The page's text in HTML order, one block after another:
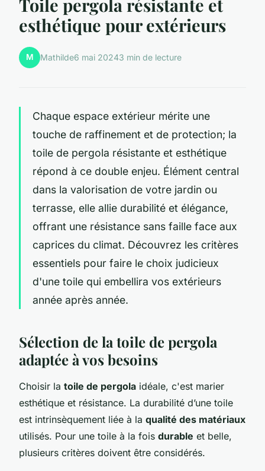
Toile pergola résistante et
esthétique pour extérieurs
M Mathilde6 mai 20243 min de lecture
Chaque espace extérieur mérite une
touche de raffinement et de protection; la
toile de pergola résistante et esthétique
répond à ce double enjeu. Élément central
dans la valorisation de votre jardin ou
terrasse, elle allie durabilité et élégance,
offrant une résistance sans faille face aux
caprices du climat. Découvrez les critères
essentiels pour faire le choix judicieux
d'une toile qui embellira vos extérieurs
année après année.
Sélection de la toile de pergola
adaptée à vos besoins
Choisir la toile de pergola idéale, c'est marier
esthétique et résistance. La durabilité d’une toile
est intrinsèquement liée à la qualité des matériaux
utilisés. Pour une toile à la fois durable et belle,
plusieurs critères doivent être considérés.